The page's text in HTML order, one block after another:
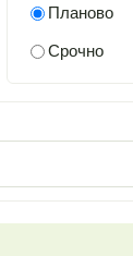
Планово
Срочно